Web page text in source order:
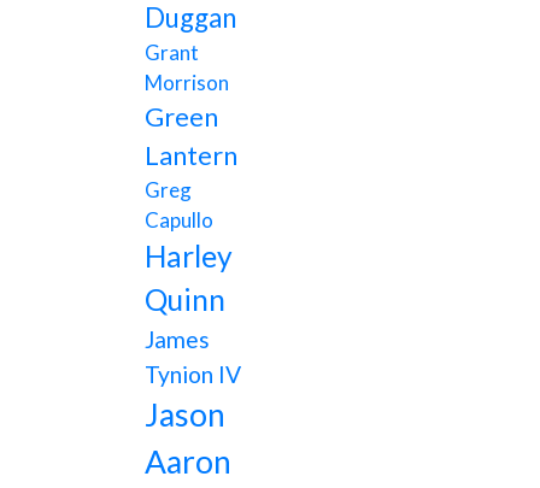
Duggan
Grant
Morrison
Green
Lantern
Greg
Capullo
Harley
Quinn
James
Tynion IV
Jason
Aaron